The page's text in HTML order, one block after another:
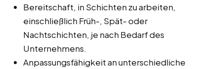
Bereitschaft, in Schichten zu arbeiten,
einschließlich Früh-, Spät- oder
Nachtschichten, je nach Bedarf des
Unternehmens.
Anpassungsfähigkeit an unterschiedliche